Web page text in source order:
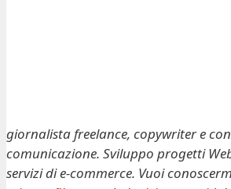
giornalista freelance, copywriter e
comunicazione. Sviluppo progetti
servizi di e-commerce. Vuoi